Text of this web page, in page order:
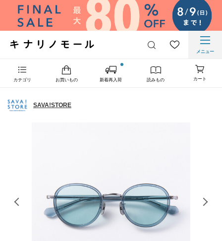
メニュー
カテゴリ お買いもの 新着再入荷 読みもの カート
SAVA!STORE